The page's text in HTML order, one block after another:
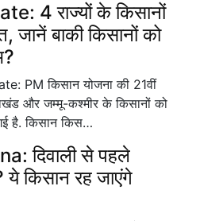
4 राज्यों के किसानों
जानें बाकी किसानों को
PM किसान योजना की 21वीं
और जम्मू-कश्मीर के किसानों को
है. किसान किस…
दिवाली से पहले
ये किसान रह जाएंगे